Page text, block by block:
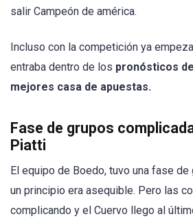
salir Campeón de américa.
Incluso con la competición ya
entraba dentro de los pronósticos
mejores casa de apuestas.
Fase de grupos
Piatti
El equipo de Boedo, tuvo una fase de
un principio era asequible. Pero las
complicando y el Cuervo llego al